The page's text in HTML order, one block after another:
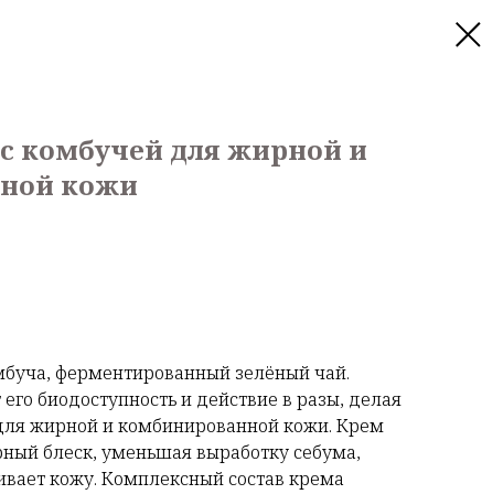
комбучей для жирной и
кожи
ферментированный зелёный чай.
биодоступность и действие в разы, делая
жирной и комбинированной кожи. Крем
блеск, уменьшая выработку себума,
кожу. Комплексный состав крема